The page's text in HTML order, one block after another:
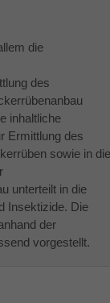
die
des
inhaltliche
Ermittlung des
sowie in die
unterteilt in die
Insektizide. Die
der
vorgestellt.